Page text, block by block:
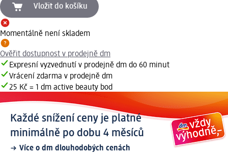
Vložit do košíku
Momentálně není skladem
Ověřit dostupnost v prodejně dm
Expresní vyzvednutí v prodejně dm do 60 minut
Vrácení zdarma v prodejně dm
25 Kč = 1 dm active beauty bod
Každé snížení ceny je platné
minimálně po dobu 4 měsíců
Více o dm dlouhodobých cenách